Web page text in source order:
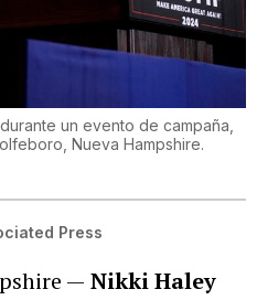
un evento de campaña,
Nueva Hampshire.
Press
— Nikki Haley